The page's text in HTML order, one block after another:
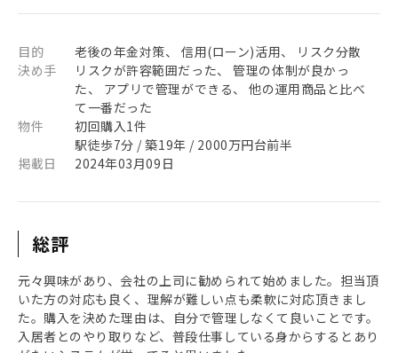
目的
老後の年金対策、 信用(ローン)活用、 リスク分散
決め手
リスクが許容範囲だった、 管理の体制が良かっ
た、 アプリで管理ができる、 他の運用商品と比べ
て一番だった
物件
初回購入1件
駅徒歩7分 / 築19年 / 2000万円台前半
掲載日
2024年03月09日
総評
元々興味があり、会社の上司に勧められて始めました。担当頂
いた方の対応も良く、理解が難しい点も柔軟に対応頂きまし
た。購入を決めた理由は、自分で管理しなくて良いことです。
入居者とのやり取りなど、普段仕事している身からするとあり